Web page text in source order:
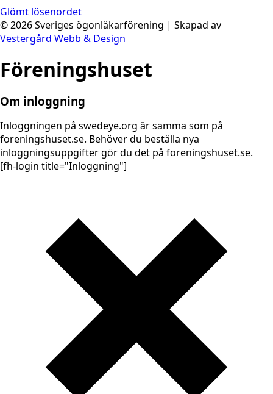
Glömt lösenordet
©2026Sveriges ögonläkarförening | Skapad av
Vestergård Webb & Design
Föreningshuset
Om inloggning
Inloggningen på swedeye.org är samma som på
foreningshuset.se. Behöver du beställa nya
inloggningsuppgifter gör du det på foreningshuset.se.
[fh-login title="Inloggning"]